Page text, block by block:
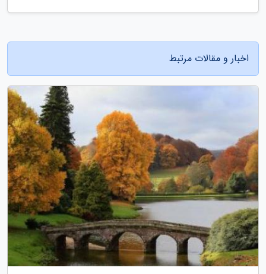
اخبار و مقالات مرتبط